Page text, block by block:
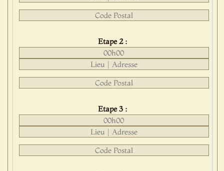
Etape 2 :
Etape 3 :